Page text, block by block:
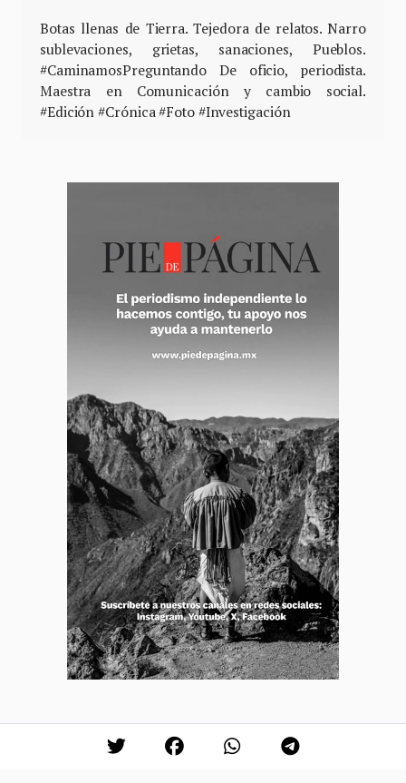
Botas llenas de Tierra. Tejedora de relatos. Narro
sublevaciones, grietas, sanaciones, Pueblos.
#CaminamosPreguntando De oficio, periodista.
Maestra en Comunicación y cambio social.
#Edición #Crónica #Foto #Investigación